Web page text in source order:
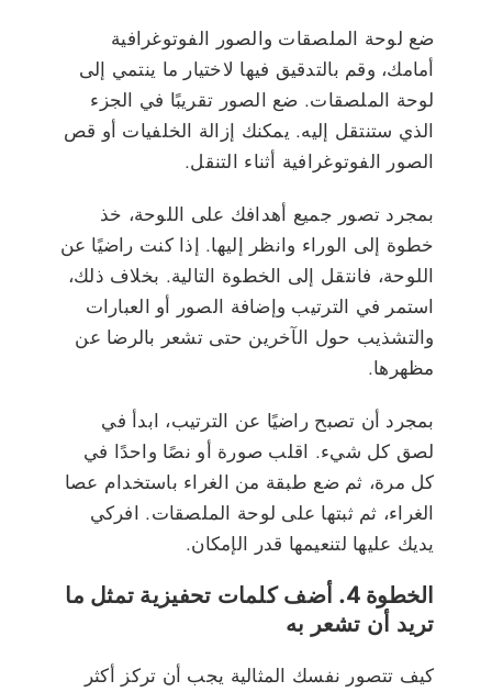
ضع لوحة الملصقات والصور الفوتوغرافية
أمامك، وقم بالتدقيق فيها لاختيار ما ينتمي إلى
لوحة الملصقات. ضع الصور تقريبًا في الجزء
الذي ستنتقل إليه. يمكنك إزالة الخلفيات أو قص
الصور الفوتوغرافية أثناء التنقل.
بمجرد تصور جميع أهدافك على اللوحة، خذ
خطوة إلى الوراء وانظر إليها. إذا كنت راضيًا عن
اللوحة، فانتقل إلى الخطوة التالية. بخلاف ذلك،
استمر في الترتيب وإضافة الصور أو العبارات
والتشذيب حول الآخرين حتى تشعر بالرضا عن
مظهرها.
بمجرد أن تصبح راضيًا عن الترتيب، ابدأ في
لصق كل شيء. اقلب صورة أو نصًا واحدًا في
كل مرة، ثم ضع طبقة من الغراء باستخدام عصا
الغراء، ثم ثبتها على لوحة الملصقات. افركي
يديك عليها لتنعيمها قدر الإمكان.
الخطوة 4. أضف كلمات تحفيزية تمثل ما
تريد أن تشعر به
كيف تتصور نفسك المثالية يجب أن تركز أكثر